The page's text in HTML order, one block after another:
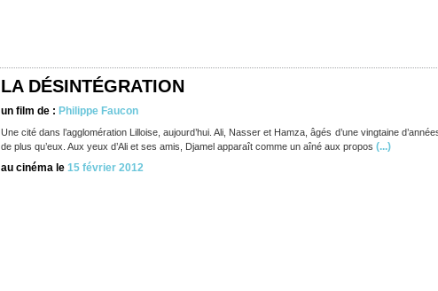
LA DÉSINTÉGRATION
un film de : Philippe Faucon
Une cité dans l’agglomération Lilloise, aujourd’hui. Ali, Nasser et Hamza, âgés d’une vingtaine
de plus qu’eux. Aux yeux d’Ali et ses amis, Djamel apparaît comme un aîné aux propos (...)
au cinéma le 15 février 2012